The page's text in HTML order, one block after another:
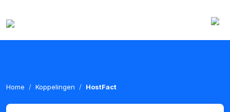
Home Koppelingen HostFact